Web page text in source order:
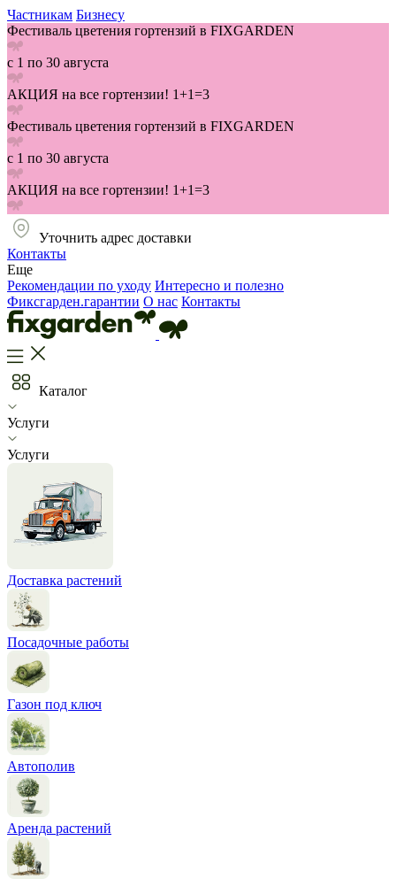
Частникам Бизнесу
Фестиваль цветения гортензий в FIXGARDEN
с 1 по 30 августа
АКЦИЯ на все гортензии! 1+1=3
Фестиваль цветения гортензий в FIXGARDEN
с 1 по 30 августа
АКЦИЯ на все гортензии! 1+1=3
Уточнить адрес доставки
Контакты
Еще
Рекомендации по уходу Интересно и полезно
Фиксгарден.гарантии О нас Контакты
Каталог
Услуги
Услуги
Доставка растений
Посадочные работы
Газон под ключ
Автополив
Аренда растений